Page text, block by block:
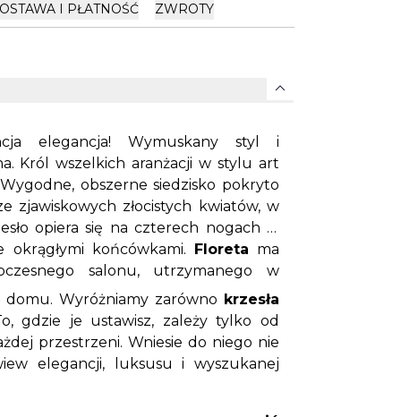
I PŁATNOŚĆ ZWROTY
expand_more
elegancja! Wymuskany styl i
Król wszelkich aranżacji w stylu art
obszerne siedzisko pokryto
zjawiskowych złocistych kwiatów, w
opiera się na czterech nogach w
końcówkami.
Floreta ma
salonu, utrzymanego w
Wyróżniamy zarówno krzesła
gdzie je ustawisz, zależy tylko od
przestrzeni. Wniesie do niego nie
elegancji, luksusu i wyszukanej